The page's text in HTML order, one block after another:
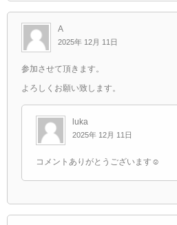
A
2025年 12月 11日
参加させて頂きます。
よろしくお願い致します。
luka
2025年 12月 11日
コメントありがとうございます☺️